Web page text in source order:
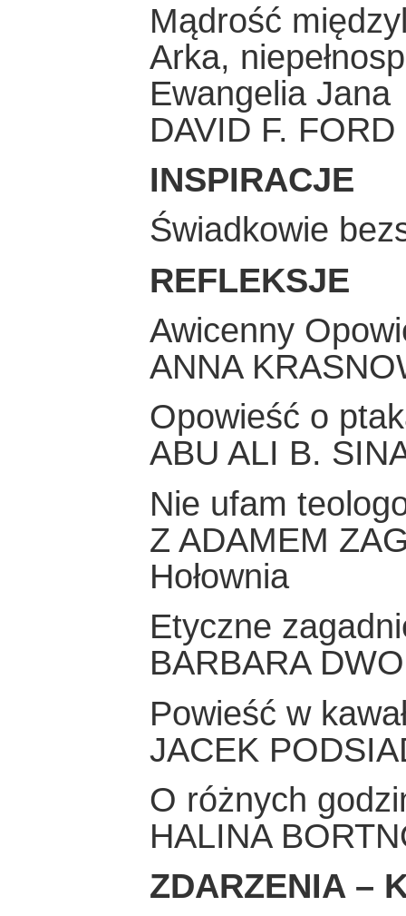
Mądrość
Arka,
Ewangelia Jana
DAVID F. FORD
INSPIRACJE
Świadkowie
REFLEKSJE
Awicenny
ANNA
Opowieść o
ABU ALI B.
Nie ufam
Z ADAMEM
Hołownia
Etyczne
BARBARA
Powieść w
JACEK
O różnych
HALINA
ZDARZENIA –